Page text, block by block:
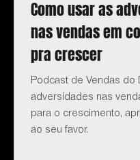
Como usar as
nas vendas em
pra crescer
Podcast de Vendas do
adversidades nas
para o crescimento,
ao seu favor.